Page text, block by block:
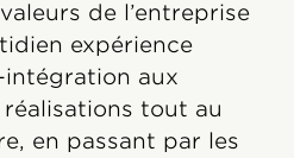
de l’entreprise
expérience
intégration aux
tout au
en passant par les